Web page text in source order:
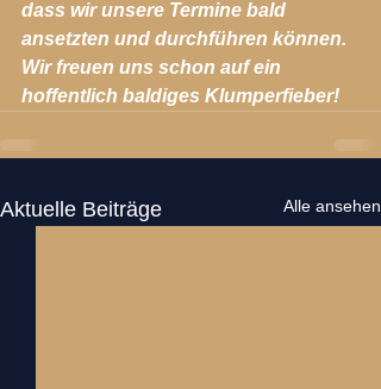
dass wir unsere Termine bald
ansetzten und durchführen können.
Wir freuen uns schon auf ein
hoffentlich baldiges Klumperfieber!
Aktuelle Beiträge Alle ansehen